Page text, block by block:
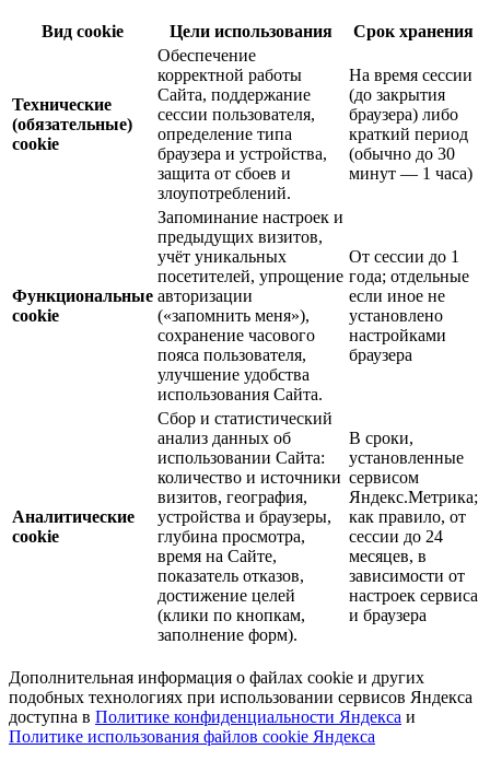
Вид cookie Цели использования Срок хранения
Технические
(обязательные)
cookie
Обеспечение
корректной работы
Сайта, поддержание
сессии пользователя,
определение типа
браузера и устройства,
защита от сбоев и
злоупотреблений.
На время сессии
(до закрытия
браузера) либо
краткий период
(обычно до 30
минут — 1 часа)
Функциональные
cookie
Запоминание настроек и
предыдущих визитов,
учёт уникальных
посетителей, упрощение
авторизации
(«запомнить меня»),
сохранение часового
пояса пользователя,
улучшение удобства
использования Сайта.
От сессии до 1
года; отдельные
если иное не
установлено
настройками
браузера
Аналитические
cookie
Сбор и статистический
анализ данных об
использовании Сайта:
количество и источники
визитов, география,
устройства и браузеры,
глубина просмотра,
время на Сайте,
показатель отказов,
достижение целей
(клики по кнопкам,
заполнение форм).
В сроки,
установленные
сервисом
Яндекс.Метрика;
как правило, от
сессии до 24
месяцев, в
зависимости от
настроек сервиса
и браузера
Дополнительная информация о файлах cookie и других
подобных технологиях при использовании сервисов Яндекса
доступна в Политике конфиденциальности Яндекса и
Политике использования файлов cookie Яндекса